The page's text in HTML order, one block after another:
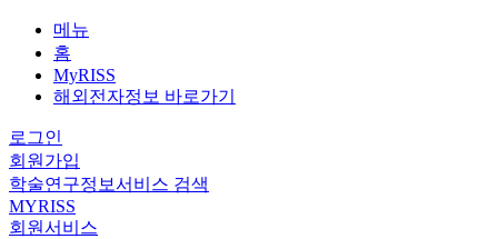
메뉴
홈
MyRISS
해외전자정보 바로가기
로그인
회원가입
학술연구정보서비스 검색
MYRISS
회원서비스